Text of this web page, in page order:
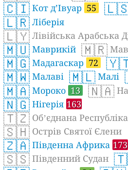
🇨🇮 Кот д’Івуар 55
🇱🇷 Ліберія
🇱🇾 Лівійська Арабська
🇲🇺 Маврикій 🇲🇷
🇲🇬 Мадагаскар 72
🇲🇼 Малаві 🇲🇱 Малі
🇲🇦 Мороко 13 🇳🇦
🇳🇬 Нігерія 163
🇹🇿 Обʼєднана
🇸🇭 Острів Святої Єлени
🇿🇦 Південна Африка 173
🇸🇸 Південний Судан